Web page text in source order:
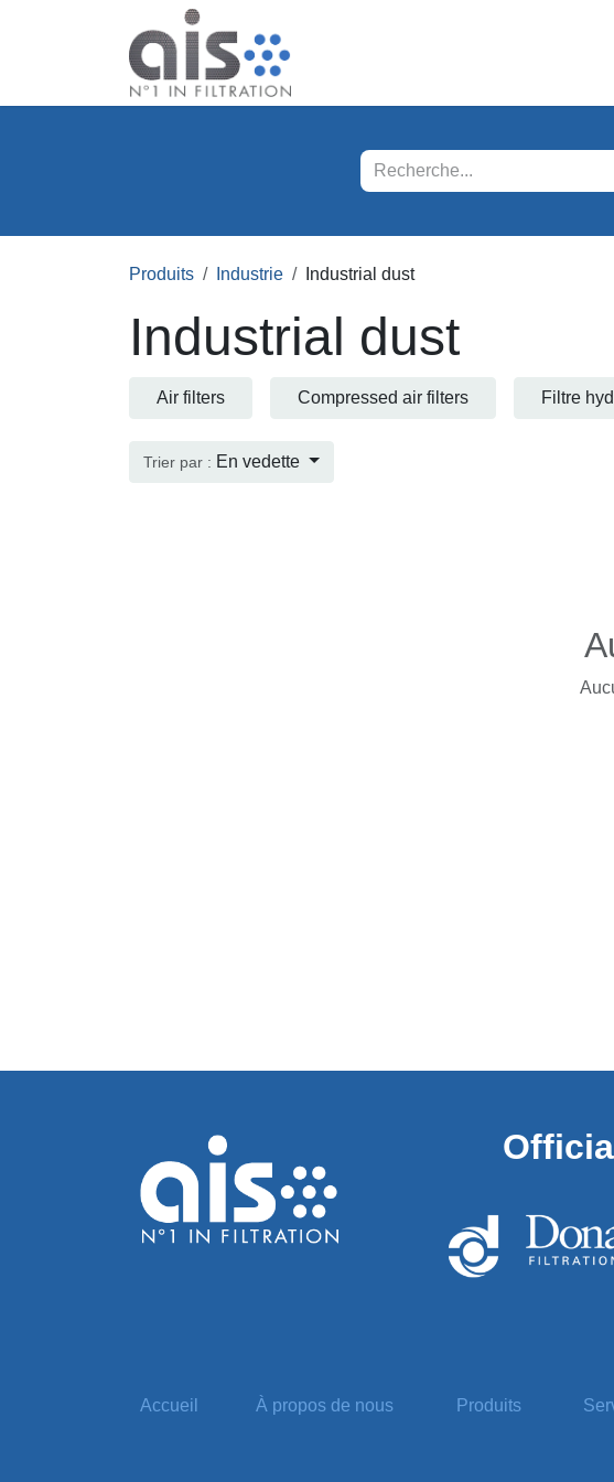
Produits Industrie Industrial dust
Industrial dust
Air filters Compressed air filters Filtre
Trier par : En vedette
Accueil À propos de nous Produits